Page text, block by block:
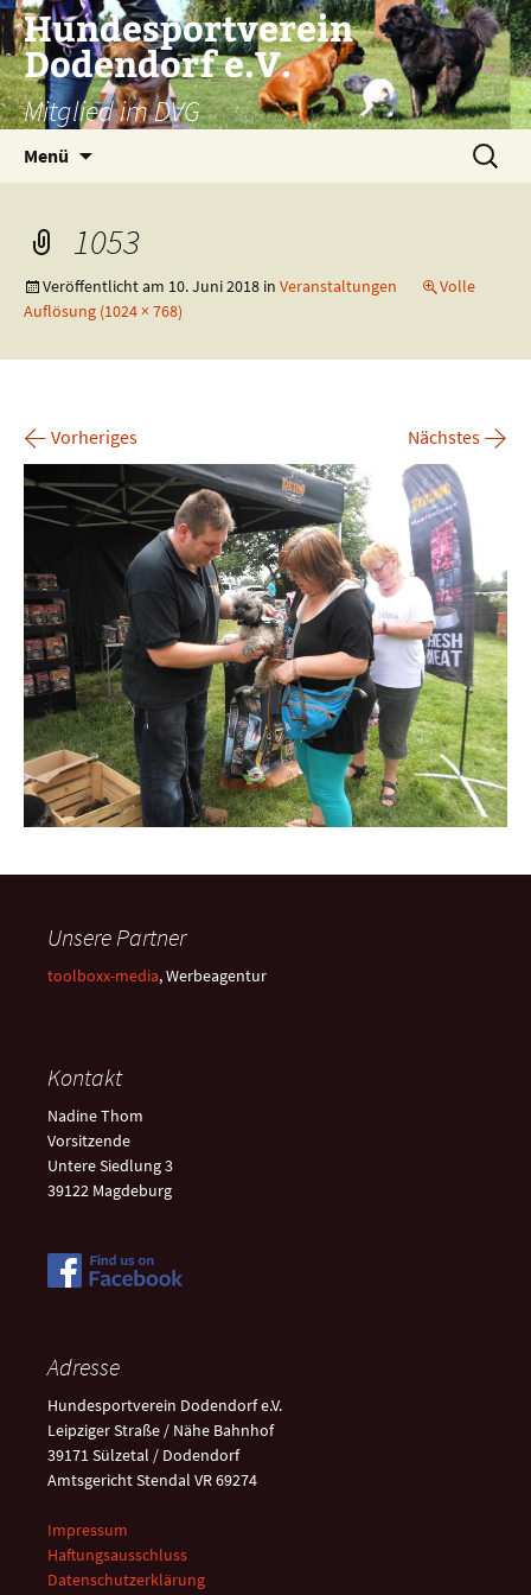
Zum
Inhalt
springen
Hundesportverein
Dodendorf e.V.
Mitglied im DVG
Menü
Suchen
nach:
1053
Veröffentlicht am 10. Juni 2018 in Veranstaltungen
Volle
Auflösung (1024 × 768)
← Vorheriges Nächstes →
Unsere Partner
toolboxx-media, Werbeagentur
Kontakt
Nadine Thom
Vorsitzende
Untere Siedlung 3
39122 Magdeburg
Adresse
Hundesportverein Dodendorf e.V.
Leipziger Straße / Nähe Bahnhof
39171 Sülzetal / Dodendorf
Amtsgericht Stendal VR 69274
Impressum
Haftungsausschluss
Datenschutzerklärung